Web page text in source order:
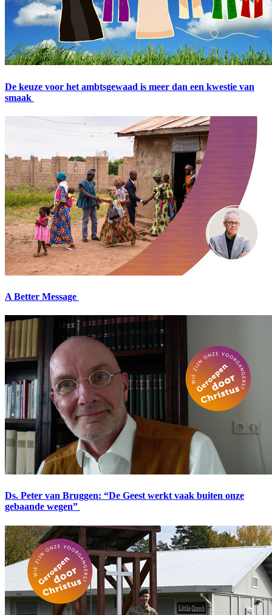
De keuze voor het ambtsgewaad is meer dan een kwestie van
smaak
A Better Message
Ds. Peter van Bruggen: “De Geest werkt vaak buiten onze
gebaande wegen”